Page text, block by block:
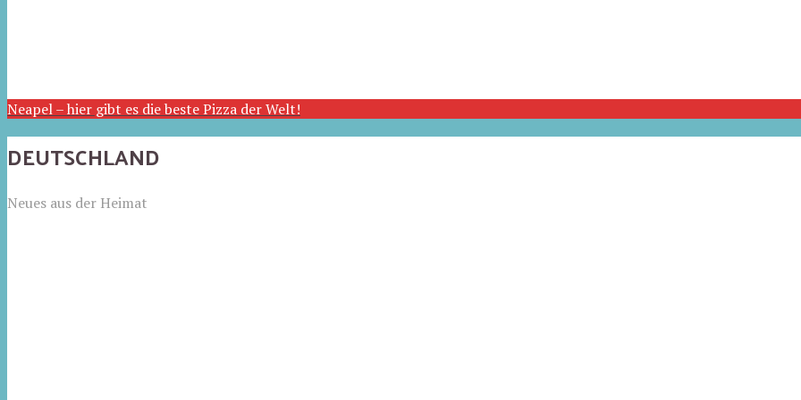
Neapel – hier gibt es die beste Pizza der Welt!
DEUTSCHLAND
Neues aus der Heimat